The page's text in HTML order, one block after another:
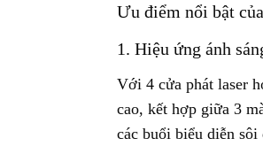
Ưu điểm nổi bật
1. Hiệu ứng ánh
Với 4 cửa phát laser
cao, kết hợp giữa 3
các buổi biểu diễn